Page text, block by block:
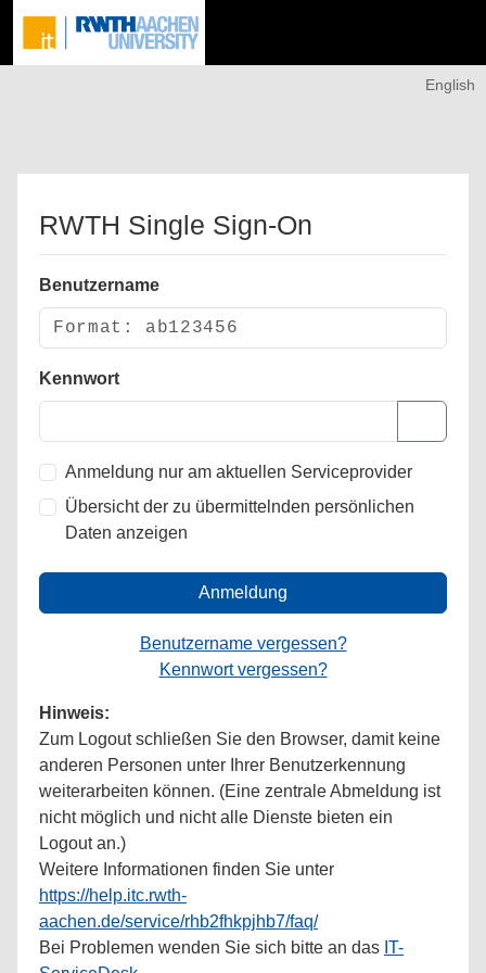
English
RWTH Single Sign-On
Benutzername
Kennwort
Anmeldung nur am aktuellen Serviceprovider
Übersicht der zu übermittelnden persönlichen
Daten anzeigen
Anmeldung
Benutzername vergessen?
Kennwort vergessen?
Hinweis:
Zum Logout schließen Sie den Browser, damit keine
anderen Personen unter Ihrer Benutzerkennung
weiterarbeiten können. (Eine zentrale Abmeldung ist
nicht möglich und nicht alle Dienste bieten ein
Logout an.)
Weitere Informationen finden Sie unter
https://help.itc.rwth-
aachen.de/service/rhb2fhkpjhb7/faq/
Bei Problemen wenden Sie sich bitte an das IT-